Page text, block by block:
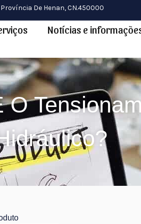
De Henan, CN.450000
Notícias e
O